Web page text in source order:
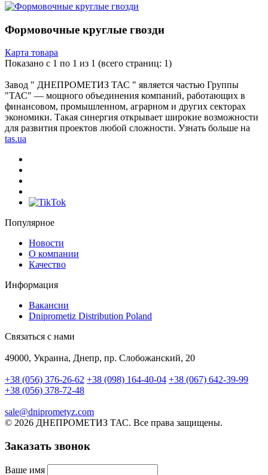
Формовочные круглые гвозди
Карта товара
Показано с 1 по 1 из 1 (всего страниц: 1)
Завод " ДНЕПРОМЕТИЗ ТАС " является частью Группы
"ТАС" — мощного объединения компаний, работающих в
финансовом, промышленном, аграрном и других секторах
экономики. Такая синергия открывает широкие возможности
для развития проектов любой сложности. Узнать больше на
tas.ua
Популярное
Новости
О компании
Качество
Информация
Вакансии
Dniprometiz Distribution Poland
Связаться с нами
49000, Украина, Днепр, пр. Слобожанский, 20
+38 (056) 376-26-62 +38 (098) 164-40-04 +38 (067) 642-39-99
+38 (056) 378-72-48
sale@dniprometyz.com
© 2026 ДНЕПРОМЕТИЗ ТАС. Все права защищены.
Заказать звонок
Ваше имя